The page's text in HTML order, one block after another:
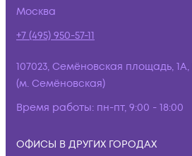
Москва
+7 (495) 950-57-11
107023, Семёновская площадь,
(м. Семёновская)
Время работы: пн-пт, 9:00 - 18:00
ОФИСЫ В ДРУГИХ ГОРОДАХ